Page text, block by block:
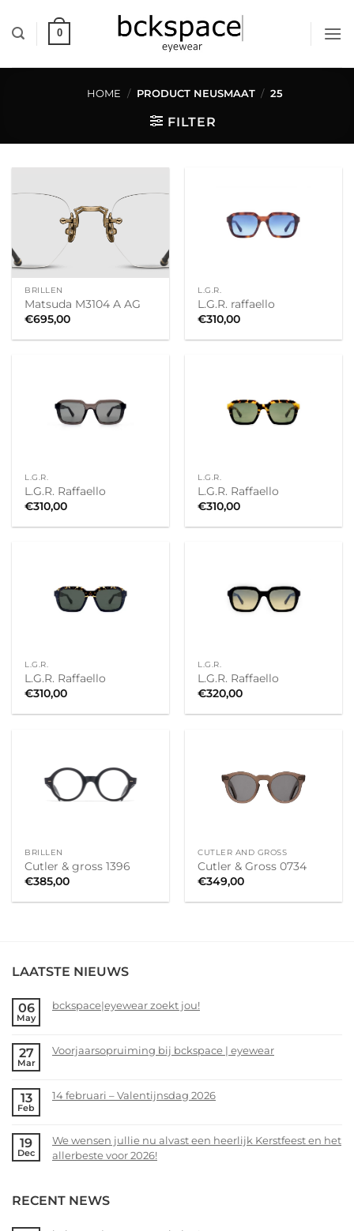
to
content
0
HOME / PRODUCT NEUSMAAT / 25
FILTER
BRILLEN
Matsuda M3104 A AG
€695,00
L.G.R.
L.G.R. raffaello
€310,00
L.G.R.
L.G.R. Raffaello
€310,00
L.G.R.
L.G.R. Raffaello
€310,00
L.G.R.
L.G.R. Raffaello
€310,00
L.G.R.
L.G.R. Raffaello
€320,00
BRILLEN
Cutler & gross 1396
€385,00
CUTLER AND GROSS
Cutler & Gross 0734
€349,00
LAATSTE NIEUWS
06
May
bckspace|eyewear zoekt jou!
on
jou!
27
Mar
Voorjaarsopruiming bij bckspace | eyewear
on
bckspace
|
13
Feb
14 februari – Valentijnsdag 2026
on
14
Valentijnsdag
19
Dec
We wensen jullie nu alvast een heerlijk Kerstfeest en het
allerbeste voor 2026!
on
RECENT NEWS